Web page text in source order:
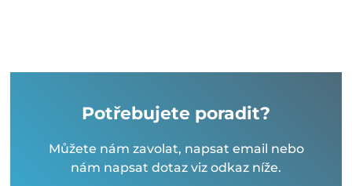
Potřebujete poradit?
Můžete nám zavolat, napsat email nebo
nám napsat dotaz viz odkaz níže.